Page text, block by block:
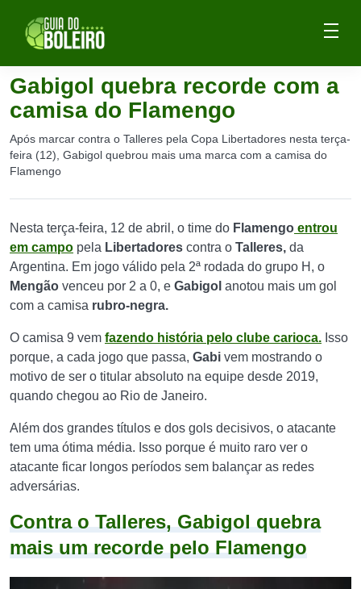
Gabigol quebra recorde com a
camisa do Flamengo
Após marcar contra o Talleres pela Copa Libertadores nesta terça-
feira (12), Gabigol quebrou mais uma marca com a camisa do
Flamengo
Nesta terça-feira, 12 de abril, o time do Flamengo entrou
em campo pela Libertadores contra o Talleres, da
Argentina. Em jogo válido pela 2ª rodada do grupo H, o
Mengão venceu por 2 a 0, e Gabigol anotou mais um gol
com a camisa rubro-negra.
O camisa 9 vem fazendo história pelo clube carioca. Isso
porque, a cada jogo que passa, Gabi vem mostrando o
motivo de ser o titular absoluto na equipe desde 2019,
quando chegou ao Rio de Janeiro.
Além dos grandes títulos e dos gols decisivos, o atacante
tem uma ótima média. Isso porque é muito raro ver o
atacante ficar longos períodos sem balançar as redes
adversárias.
Contra o Talleres, Gabigol quebra
mais um recorde pelo Flamengo